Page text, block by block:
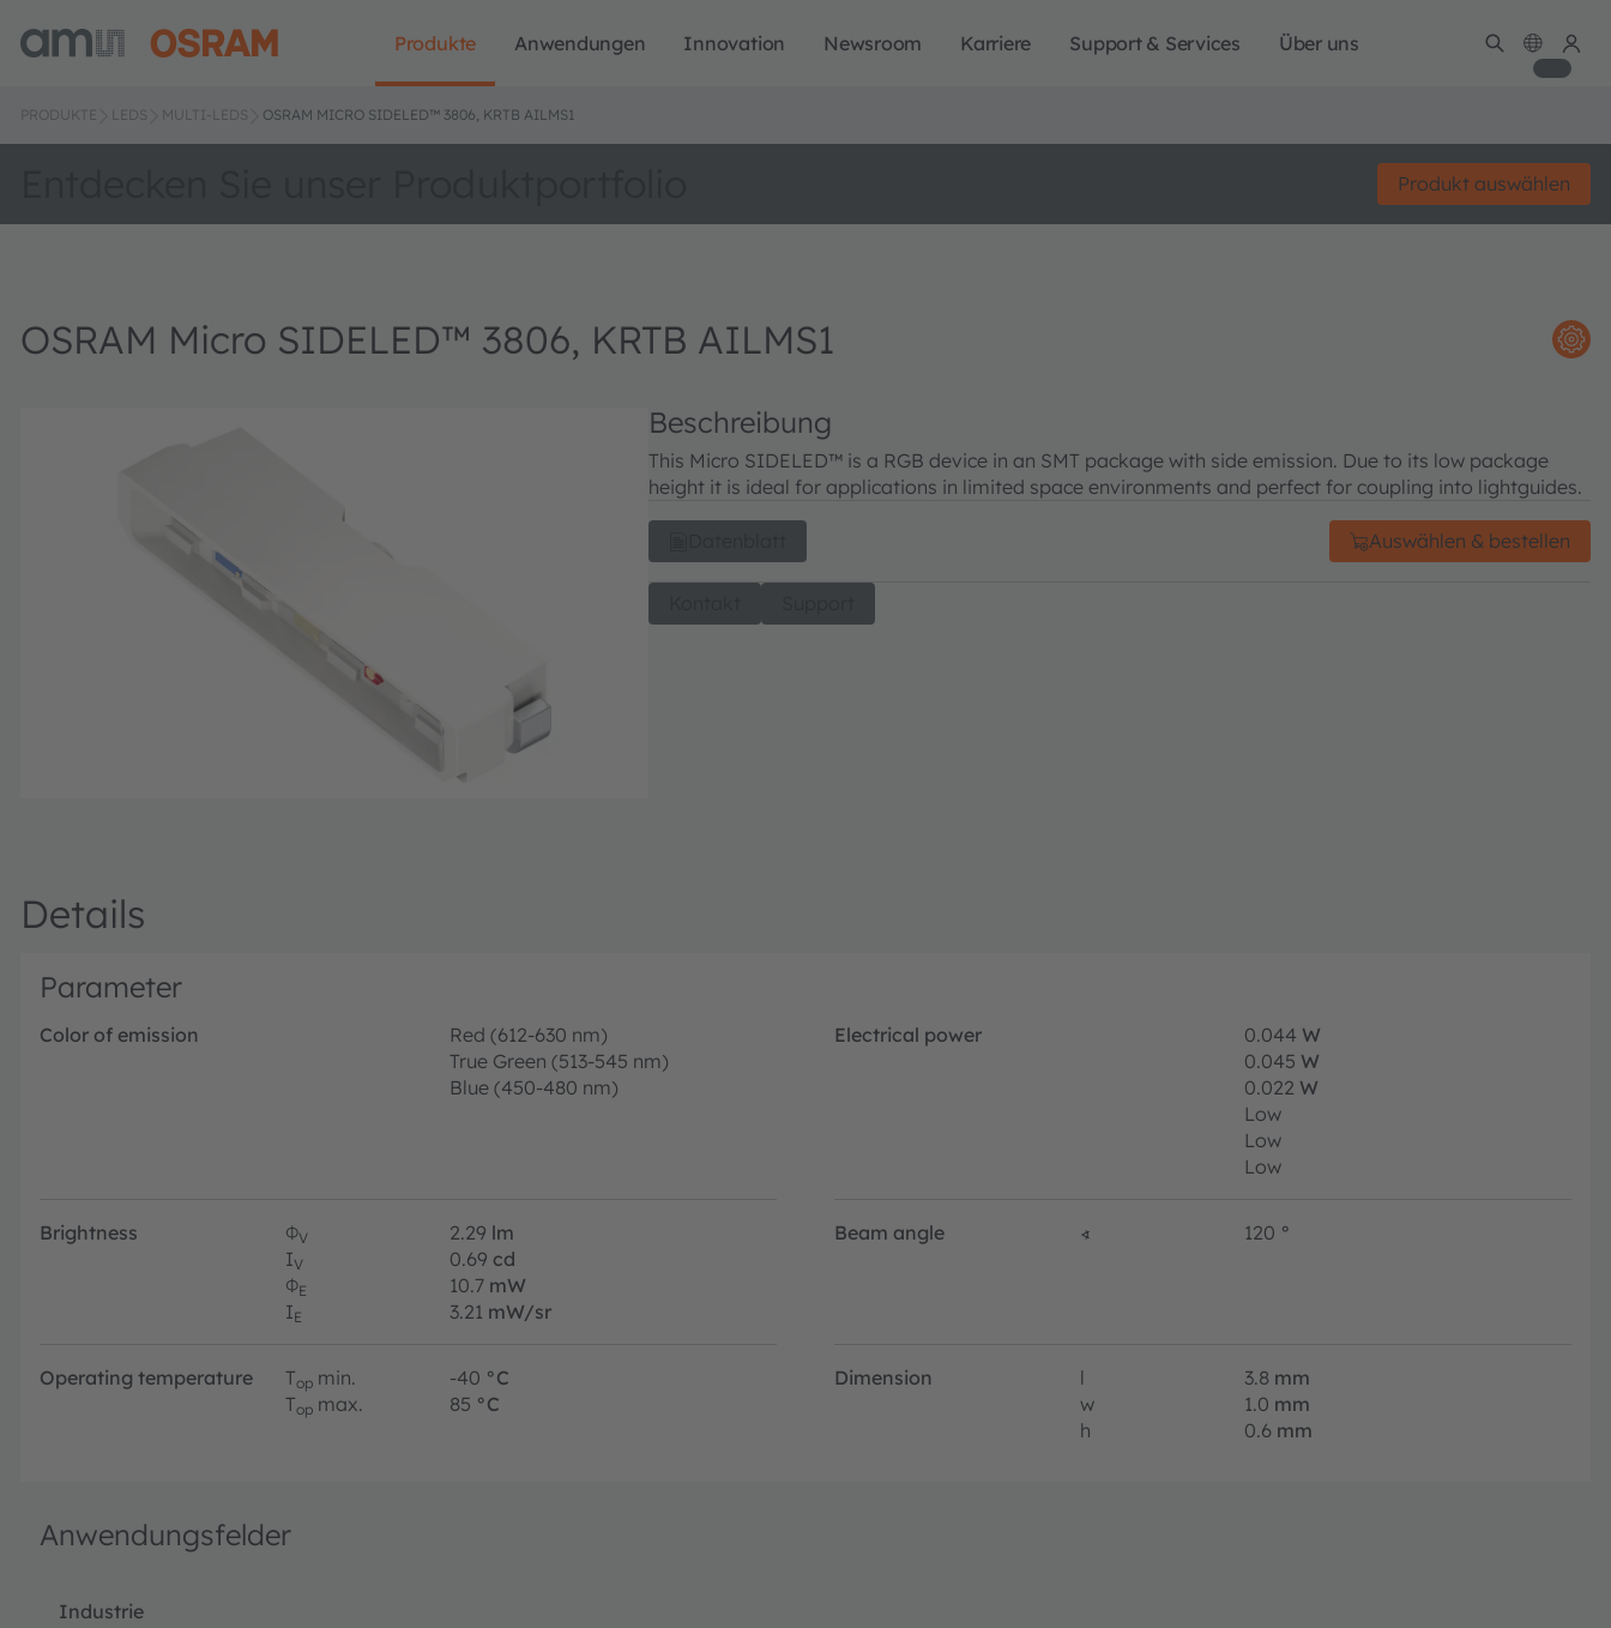
Produkte Anwendungen Innovation Newsroom Karriere Support & Services Über uns
PRODUKTE LEDS MULTI-LEDS OSRAM MICRO SIDELED™ 3806, KRTB AILMS1
Produkt auswählen
OSRAM Micro SIDELED™ 3806, KRTB AILMS1
Beschreibung
This Micro SIDELED™ is a RGB device in an SMT package with side emission. Due to its low package
height it is ideal for applications in limited space environments and perfect for coupling into lightguides.
Auswählen & bestellen
Details
Parameter
Color of emission
Red (612-630 nm)
True Green (513-545 nm)
Blue (450-480 nm)
Electrical power 0.044 W
0.045 W
0.022 W
Low
Low
Low
Brightness ΦV 2.29 lm
IV 0.69 cd
ΦE 10.7 mW
IE 3.21 mW/sr
Beam angle ∢ 120 °
Operating temperature Top min. -40 °C
Top max. 85 °C
Dimension l 3.8 mm
w
1.0 mm
h
0.6 mm
Anwendungsfelder
Industrie